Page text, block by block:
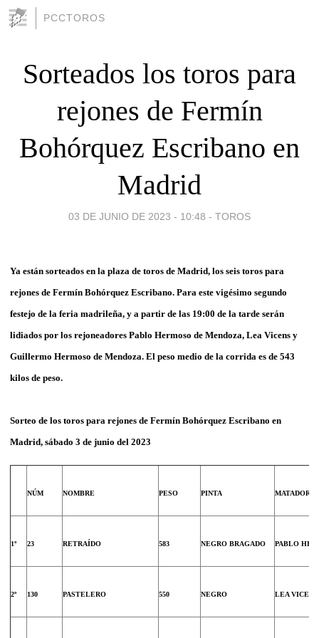
PCCTOROS
Sorteados los toros para
rejones de Fermín
Bohórquez Escribano en
Madrid
03 DE JUNIO DE 2023 - 10:48 - TOROS
Ya están sorteados en la plaza de toros de Madrid, los seis toros para
rejones de Fermín Bohórquez Escribano. Para este vigésimo segundo
festejo de la feria madrileña, y a partir de las 19:00 de la tarde serán
lidiados por los rejoneadores Pablo Hermoso de Mendoza, Lea Vicens y
Guillermo Hermoso de Mendoza. El peso medio de la corrida es de 543
kilos de peso.
Sorteo de los toros para rejones de Fermín Bohórquez Escribano en
Madrid, sábado 3 de junio del 2023
NÚM NOMBRE PESO PINTA MATADOR
1º 23 RETRAÍDO 583 NEGRO BRAGADO PABLO
2º 130 PASTELERO 550 NEGRO LEA VICENS